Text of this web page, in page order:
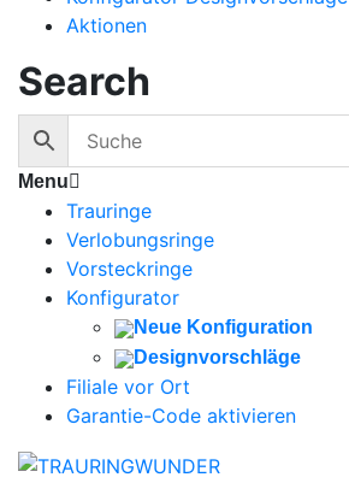
Aktionen
Search
Menu
Trauringe
Verlobungsringe
Vorsteckringe
Konfigurator
Neue Konfiguration
Designvorschläge
Filiale vor Ort
Garantie-Code aktivieren